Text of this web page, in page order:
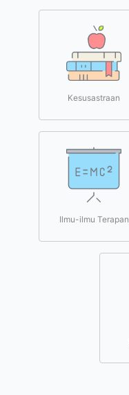
Kesusastraan
Ilmu-ilmu Terapan